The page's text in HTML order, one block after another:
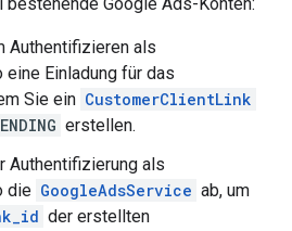
Authentifizieren als
Einladung für das
Sie ein CustomerClientLink
erstellen.
Authentifizierung als
die GoogleAdsService ab, um
der erstellten